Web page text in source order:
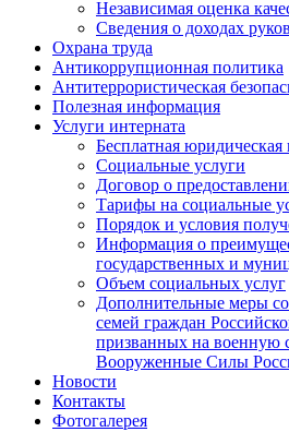
Независимая оценка
Cведения о доходах
Охрана труда
Антикоррупционная политика
Антитеррористическая
Полезная информация
Услуги интерната
Бесплатная
Социальные услуги
Договор о
Тарифы на социальные
Порядок и условия
Информация о
государственных и
Объем социальных услуг
Дополнительные меры
семей граждан
призванных на военную
Вооруженные Силы
Новости
Контакты
Фотогалерея